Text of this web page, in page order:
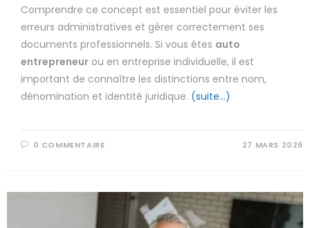
Comprendre ce concept est essentiel pour éviter les
erreurs administratives et gérer correctement ses
documents professionnels. Si vous êtes auto
entrepreneur ou en entreprise individuelle, il est
important de connaître les distinctions entre nom,
dénomination et identité juridique. (suite…)
0 COMMENTAIRE 27 MARS 2026